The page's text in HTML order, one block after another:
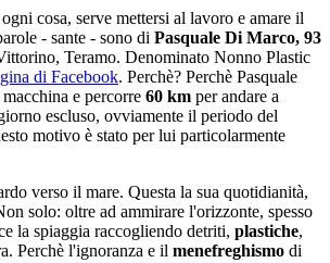
cosa, serve mettersi al lavoro e amare il
- sante - sono di Pasquale Di Marco, 93
Teramo. Denominato Nonno Plastic
di Facebook. Perchè? Perchè Pasquale
e percorre 60 km per andare a
escluso, ovviamente il periodo del
motivo è stato per lui particolarmente
verso il mare. Questa la sua quotidianità,
solo: oltre ad ammirare l'orizzonte, spesso
la spiaggia raccogliendo detriti, plastiche,
Perchè l'ignoranza e il menefreghismo di